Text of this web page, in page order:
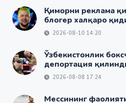
Қиморни реклама
блогер халқаро
2026-08-10 14:20
Ўзбекистонлик
депортация
2026-08-08 17:24
Мессининг